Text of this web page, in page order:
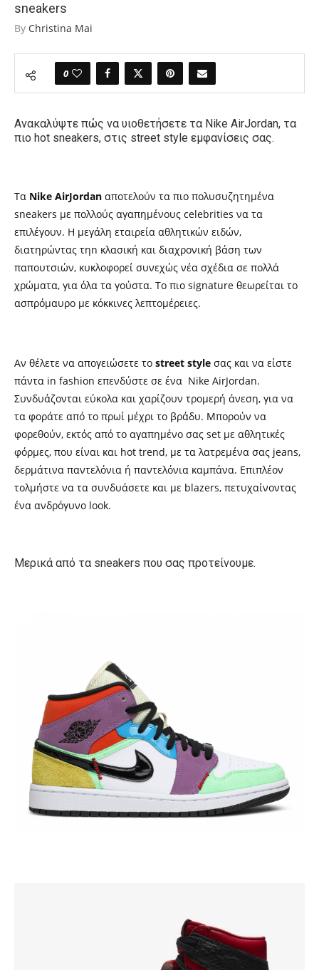
sneakers
By Christina Mai
0
Ανακαλύψτε πώς να υιοθετήσετε τα Nike AirJordan, τα
πιο hot sneakers, στις street style εμφανίσεις σας.
Τα Nike AirJordan αποτελούν τα πιο πολυσυζητημένα
sneakers με πολλούς αγαπημένους celebrities να τα
επιλέγουν. Η μεγάλη εταιρεία αθλητικών ειδών,
διατηρώντας τηn κλασική και διαχρονική βάση των
παπουτσιών, κυκλοφορεί συνεχώς νέα σχέδια σε πολλά
χρώματα, για όλα τα γούστα. Το πιο signature θεωρείται το
ασπρόμαυρο με κόκκινες λεπτομέρειες.
Αν θέλετε να απογειώσετε το street style σας και να είστε
πάντα in fashion επενδύστε σε ένα Nike AirJordan.
Συνδυάζονται εύκολα και χαρίζουν τρομερή άνεση, για να
τα φοράτε από το πρωί μέχρι το βράδυ. Μπορούν να
φορεθούν, εκτός από το αγαπημένο σας set με αθλητικές
φόρμες, που είναι και hot trend, με τα λατρεμένα σας jeans,
δερμάτινα παντελόνια ή παντελόνια καμπάνα. Επιπλέον
τολμήστε να τα συνδυάσετε και με blazers, πετυχαίνοντας
ένα ανδρόγυνο look.
Μερικά από τα sneakers που σας προτείνουμε.